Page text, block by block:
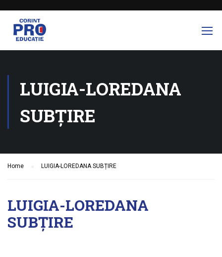
LUIGIA-LOREDANA
SUBȚIRE
Home LUIGIA-LOREDANA SUBȚIRE
LUIGIA-LOREDANA
SUBȚIRE